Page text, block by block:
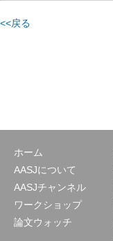
<<戻る
ホーム
AASJについて
AASJチャンネル
ワークショップ
論文ウォッチ